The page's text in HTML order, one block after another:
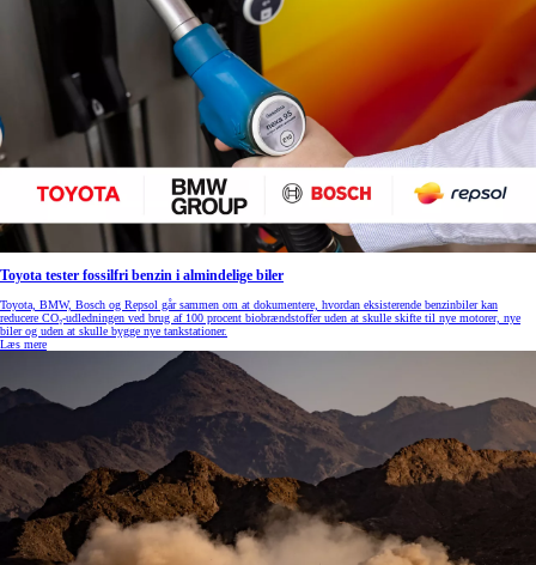
Toyota tester fossilfri benzin i almindelige biler
Toyota, BMW, Bosch og Repsol går sammen om at dokumentere, hvordan eksisterende benzinbiler kan
reducere CO₂-udledningen ved brug af 100 procent biobrændstoffer uden at skulle skifte til nye motorer, nye
biler og uden at skulle bygge nye tankstationer.
Læs mere